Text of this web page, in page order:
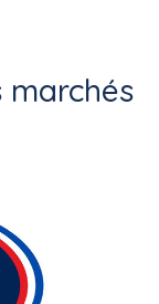
marchés